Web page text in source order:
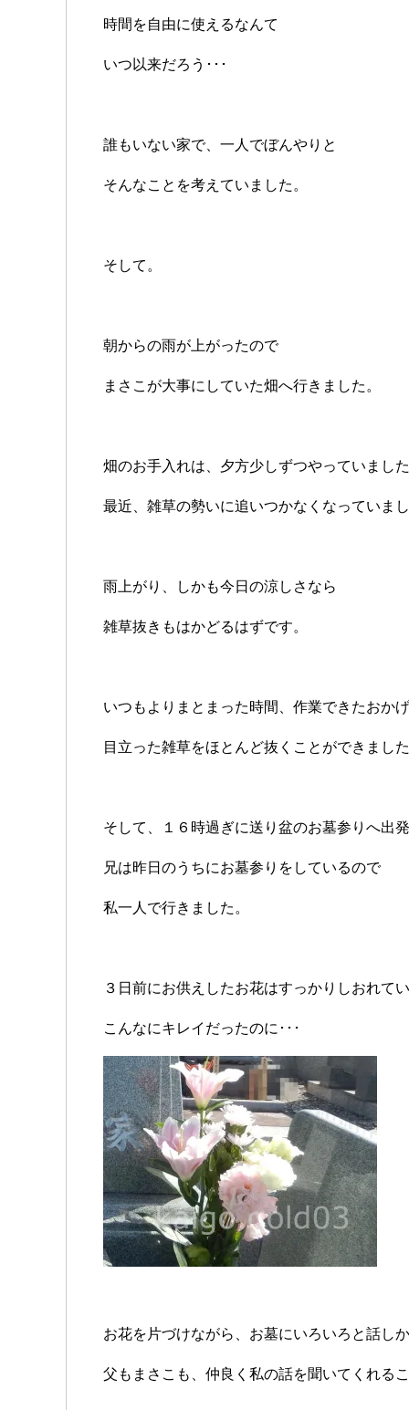
時間を自由に使えるなんて
いつ以来だろう･･･
誰もいない家で、一人でぼんやりと
そんなことを考えていました。
そして。
朝からの雨が上がったので
まさこが大事にしていた畑へ行きました。
畑のお手入れは、夕方少しずつやっていまし
最近、雑草の勢いに追いつかなくなっていまし
雨上がり、しかも今日の涼しさなら
雑草抜きもはかどるはずです。
いつもよりまとまった時間、作業できたおか
目立った雑草をほとんど抜くことができました
そして、１６時過ぎに送り盆のお墓参りへ出発
兄は昨日のうちにお墓参りをしているので
私一人で行きました。
３日前にお供えしたお花はすっかりしおれてい
こんなにキレイだったのに･･･
お花を片づけながら、お墓にいろいろと話しか
父もまさこも、仲良く私の話を聞いてくれるこ